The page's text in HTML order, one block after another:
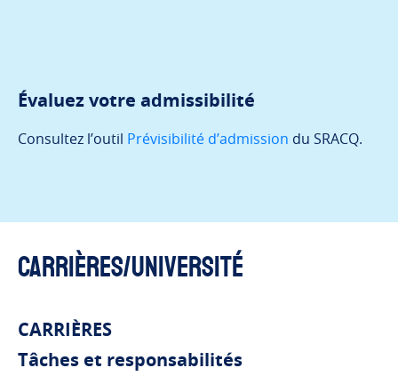
Évaluez votre admissibilité
Consultez l’outil Prévisibilité d’admission du SRACQ.
Carrières/Université
CARRIÈRES
Tâches et responsabilités